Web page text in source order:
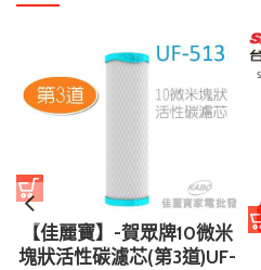
【佳麗寶】-賀眾牌10微米
塊狀活性碳濾芯(第3道)UF-